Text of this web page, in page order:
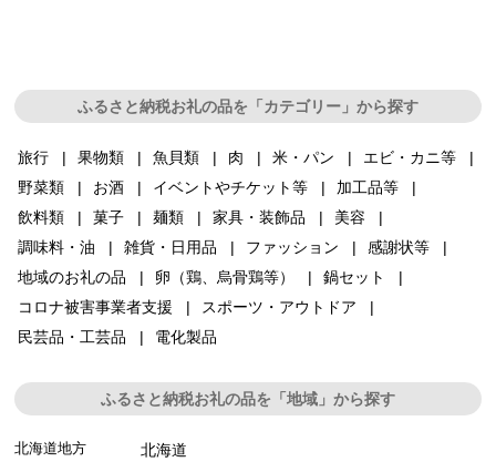
ふるさと納税お礼の品を「カテゴリー」から探す
旅行 果物類 魚貝類 肉 米・パン
エビ・カニ等
野菜類
お酒 イベントやチケット等
加工品等
飲料類
菓子 麺類 家具・装飾品
美容
調味料・油
雑貨・日用品 ファッション
感謝状等
地域のお礼の品
卵（鶏、烏骨鶏等）
鍋セット
コロナ被害事業者支援
スポーツ・アウトドア
民芸品・工芸品
電化製品
ふるさと納税お礼の品を「地域」から探す
北海道地方 北海道